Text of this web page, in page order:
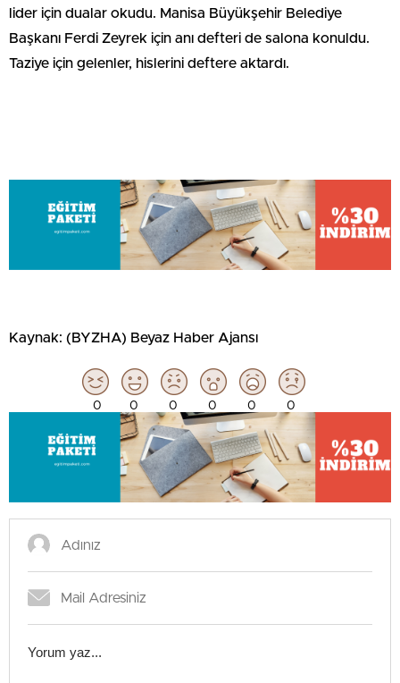
lider için dualar okudu. Manisa Büyükşehir Belediye
Başkanı Ferdi Zeyrek için anı defteri de salona konuldu.
Taziye için gelenler, hislerini deftere aktardı.
Kaynak: (BYZHA) Beyaz Haber Ajansı
0 0 0 0 0 0